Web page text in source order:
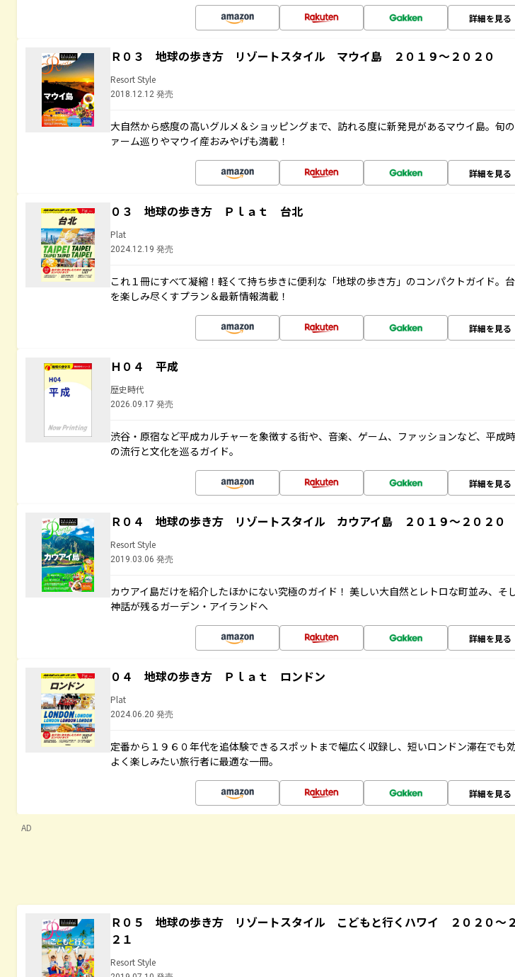
詳細を見る
Ｒ０３ 地球の歩き方 リゾートスタイル マウイ島 ２０１９～２０２０
Resort Style
2018.12.12 発売
大自然から感度の高いグルメ＆ショッピングまで、訪れる度に新発見があるマウイ島。旬
ァーム巡りやマウイ産おみやげも満載！
詳細を見る
０３ 地球の歩き方 Ｐｌａｔ 台北
Plat
2024.12.19 発売
これ１冊にすべて凝縮！軽くて持ち歩きに便利な「地球の歩き方」のコンパクトガイド。
を楽しみ尽くすプラン＆最新情報満載！
詳細を見る
Ｈ０４ 平成
歴史時代
2026.09.17 発売
渋谷・原宿など平成カルチャーを象徴する街や、音楽、ゲーム、ファッションなど、平成
の流行と文化を巡るガイド。
詳細を見る
Ｒ０４ 地球の歩き方 リゾートスタイル カウアイ島 ２０１９～２０２０
Resort Style
2019.03.06 発売
カウアイ島だけを紹介したほかにない究極のガイド！ 美しい大自然とレトロな町並み、そ
神話が残るガーデン・アイランドへ
詳細を見る
０４ 地球の歩き方 Ｐｌａｔ ロンドン
Plat
2024.06.20 発売
定番から１９６０年代を追体験できるスポットまで幅広く収録し、短いロンドン滞在でも
よく楽しみたい旅行者に最適な一冊。
詳細を見る
AD
Ｒ０５ 地球の歩き方 リゾートスタイル こどもと行くハワイ ２０２０～
２１
Resort Style